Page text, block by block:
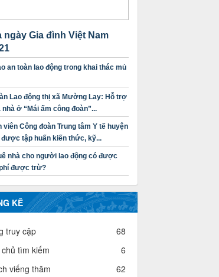
đăng: 28/10/2024
1168 | lượt tải:298
TLĐ
số 1754/QĐ-TLĐ Về việc
Quy định về nguyên tắc xây
giao dự toán tài chính công
2025
đăng: 23/09/2024
4199 | lượt tải:1314
TC
hướng dẫn công tác quả lý tài
sản công đoàn khi đơn vị sát
dứt hoạt động
đăng: 13/04/2025
2005 | lượt tải:719
công khai dự toán thu, chi
công đoàn LĐLĐ tỉnh Điện
2025
đăng: 28/04/2025
821 | lượt tải:285
ngày Gia đình Việt Nam
an toàn lao động trong khai thác mủ
Lao động thị xã Mường Lay: Hỗ trợ
ở “Mái ấm công đoàn”...
viên Công đoàn Trung tâm Y tế huyện
được tập huấn kiến thức, kỹ...
nhà cho người lao động có được
được trừ?
KÊ
truy cập
68
tìm kiếm
6
viếng thăm
62